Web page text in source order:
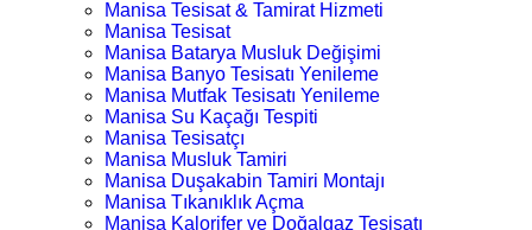
Manisa Tesisat & Tamirat Hizmeti
Manisa Tesisat
Manisa Batarya Musluk Değişimi
Manisa Banyo Tesisatı Yenileme
Manisa Mutfak Tesisatı Yenileme
Manisa Su Kaçağı Tespiti
Manisa Tesisatçı
Manisa Musluk Tamiri
Manisa Duşakabin Tamiri Montajı
Manisa Tıkanıklık Açma
Manisa Kalorifer ve Doğalgaz Tesisatı